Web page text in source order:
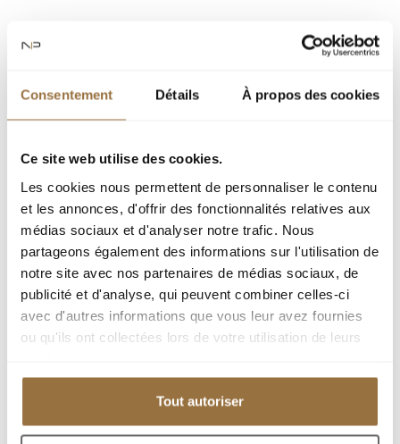
Consentement Détails À propos des cookies
Ce site web utilise des cookies.
Les cookies nous permettent de personnaliser le contenu
et les annonces, d'offrir des fonctionnalités relatives aux
médias sociaux et d'analyser notre trafic. Nous
partageons également des informations sur l'utilisation de
notre site avec nos partenaires de médias sociaux, de
publicité et d'analyse, qui peuvent combiner celles-ci
avec d'autres informations que vous leur avez fournies
ou qu'ils ont collectées lors de votre utilisation de leurs
Tout autoriser
Площадь : 165.61 m²
Комната : 4
Добавить к подборке
Распечатать страницу
Я заинтересован(а)